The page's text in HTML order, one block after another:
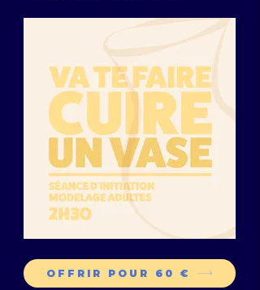
OFFRIR POUR 60 €